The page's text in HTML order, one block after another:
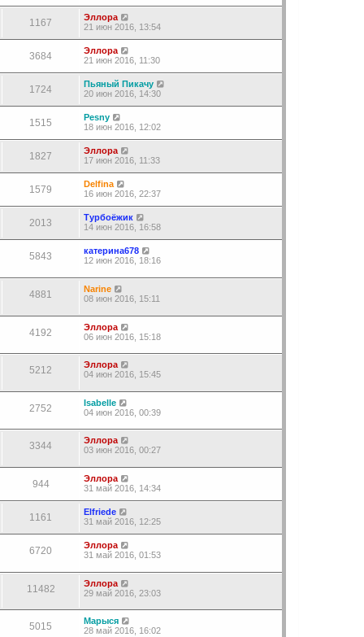
1167
Эллора
21 июн 2016, 13:54
3684
Эллора
21 июн 2016, 11:30
1724
Пьяный Пикачу
20 июн 2016, 14:30
1515
Pesny
18 июн 2016, 12:02
1827
Эллора
17 июн 2016, 11:33
1579
Delfina
16 июн 2016, 22:37
2013
Турбоёжик
14 июн 2016, 16:58
5843
катерина678
12 июн 2016, 18:16
4881
Narine
08 июн 2016, 15:11
4192
Эллора
06 июн 2016, 15:18
5212
Эллора
04 июн 2016, 15:45
2752
Isabelle
04 июн 2016, 00:39
3344
Эллора
03 июн 2016, 00:27
944
Эллора
31 май 2016, 14:34
1161
Elfriede
31 май 2016, 12:25
6720
Эллора
31 май 2016, 01:53
11482
Эллора
29 май 2016, 23:03
5015
Марыся
28 май 2016, 16:02